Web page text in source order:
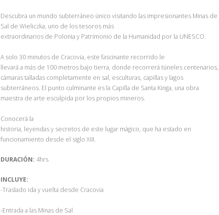
Descubra un mundo subterráneo único visitando las impresionantes Minas de
Sal de Wieliczka, uno de los tesoros más
extraordinarios de Polonia y Patrimonio de la Humanidad por la UNESCO.
A solo 30 minutos de Cracovia, este fascinante recorrido le
llevará a más de 100 metros bajo tierra, donde recorrerá túneles centenarios,
cámaras talladas completamente en sal, esculturas, capillas y lagos
subterráneos. El punto culminante es la Capilla de Santa Kinga, una obra
maestra de arte esculpida por los propios mineros.
Conocerá la
historia, leyendas y secretos de este lugar mágico, que ha estado en
funcionamiento desde el siglo XIII.
DURACIÓN: 4hrs
INCLUYE:
-Traslado ida y vuelta desde Cracovia
-Entrada a las Minas de Sal